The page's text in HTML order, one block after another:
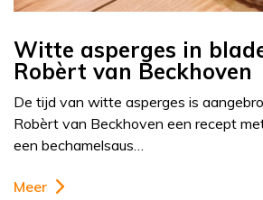
Witte asperges in
Robèrt van Beckhoven
De tijd van witte asperges is
Robèrt van Beckhoven een recept
een bechamelsaus…
Meer